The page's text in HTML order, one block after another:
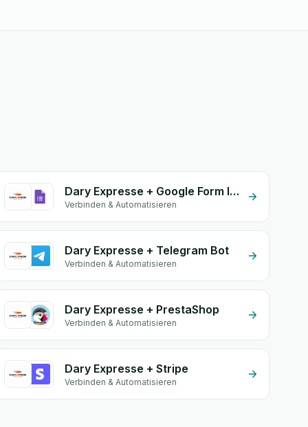
Dary Expresse + Google Form Integration
Verbinden & Automatisieren
Dary Expresse + Telegram Bot
Verbinden & Automatisieren
Dary Expresse + PrestaShop
Verbinden & Automatisieren
Dary Expresse + Stripe
Verbinden & Automatisieren